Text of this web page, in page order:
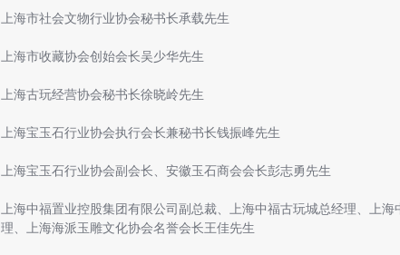
上海市社会文物行业协会秘书长承载先生
上海市收藏协会创始会长吴少华先生
上海古玩经营协会秘书长徐晓岭先生
上海宝玉石行业协会执行会长兼秘书长钱振峰先生
上海宝玉石行业协会副会长、安徽玉石商会会长彭志勇先生
上海中福置业控股集团有限公司副总裁、上海中福古玩城总经理、上
理、上海海派玉雕文化协会名誉会长王佳先生